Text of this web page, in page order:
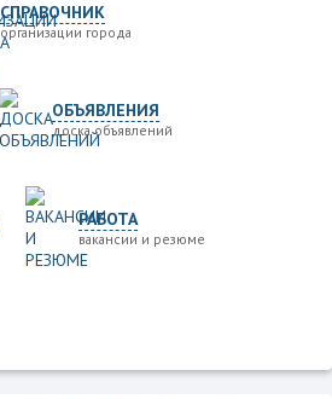
СПРАВОЧНИК
организации города
ОБЪЯВЛЕНИЯ
доска объявлений
РАБОТА
вакансии и резюме